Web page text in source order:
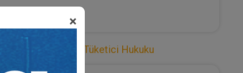
×
Tüketici Hukuku